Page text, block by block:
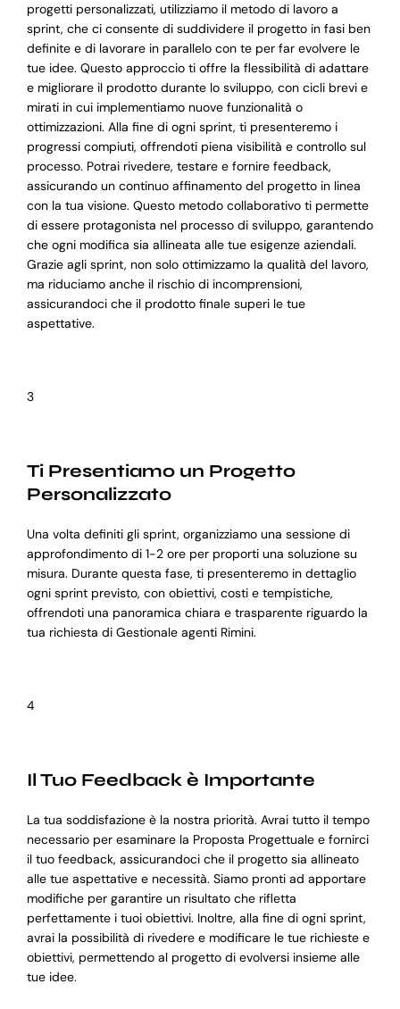
progetti personalizzati, utilizziamo il metodo di lavoro a
sprint, che ci consente di suddividere il progetto in fasi ben
definite e di lavorare in parallelo con te per far evolvere le
tue idee. Questo approccio ti offre la flessibilità di adattare
e migliorare il prodotto durante lo sviluppo, con cicli brevi e
mirati in cui implementiamo nuove funzionalità o
ottimizzazioni. Alla fine di ogni sprint, ti presenteremo i
progressi compiuti, offrendoti piena visibilità e controllo sul
processo. Potrai rivedere, testare e fornire feedback,
assicurando un continuo affinamento del progetto in linea
con la tua visione. Questo metodo collaborativo ti permette
di essere protagonista nel processo di sviluppo, garantendo
che ogni modifica sia allineata alle tue esigenze aziendali.
Grazie agli sprint, non solo ottimizzamo la qualità del lavoro,
ma riduciamo anche il rischio di incomprensioni,
assicurandoci che il prodotto finale superi le tue
aspettative.
3
Ti Presentiamo un Progetto
Personalizzato
Una volta definiti gli sprint, organizziamo una sessione di
approfondimento di 1-2 ore per proporti una soluzione su
misura. Durante questa fase, ti presenteremo in dettaglio
ogni sprint previsto, con obiettivi, costi e tempistiche,
offrendoti una panoramica chiara e trasparente riguardo la
tua richiesta di Gestionale agenti Rimini.
4
Il Tuo Feedback è Importante
La tua soddisfazione è la nostra priorità. Avrai tutto il tempo
necessario per esaminare la Proposta Progettuale e fornirci
il tuo feedback, assicurandoci che il progetto sia allineato
alle tue aspettative e necessità. Siamo pronti ad apportare
modifiche per garantire un risultato che rifletta
perfettamente i tuoi obiettivi. Inoltre, alla fine di ogni sprint,
avrai la possibilità di rivedere e modificare le tue richieste e
obiettivi, permettendo al progetto di evolversi insieme alle
tue idee.